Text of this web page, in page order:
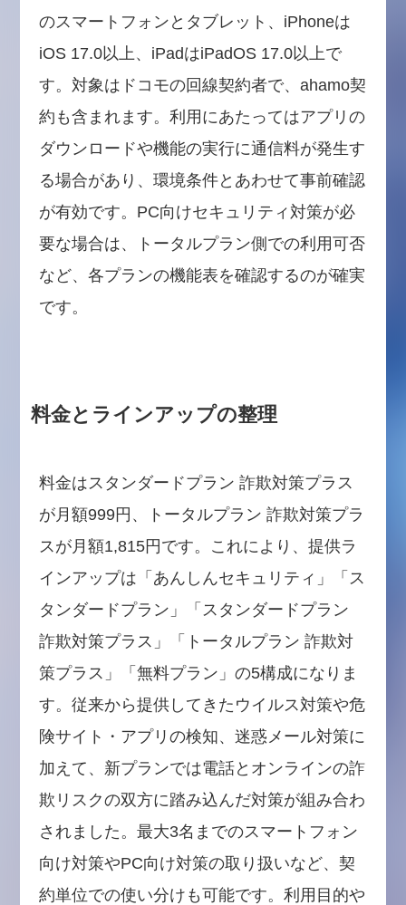
のスマートフォンとタブレット、iPhoneは
iOS 17.0以上、iPadはiPadOS 17.0以上で
す。対象はドコモの回線契約者で、ahamo契
約も含まれます。利用にあたってはアプリの
ダウンロードや機能の実行に通信料が発生す
る場合があり、環境条件とあわせて事前確認
が有効です。PC向けセキュリティ対策が必
要な場合は、トータルプラン側での利用可否
など、各プランの機能表を確認するのが確実
です。
料金とラインアップの整理
料金はスタンダードプラン 詐欺対策プラス
が月額999円、トータルプラン 詐欺対策プラ
スが月額1,815円です。これにより、提供ラ
インアップは「あんしんセキュリティ」「ス
タンダードプラン」「スタンダードプラン
詐欺対策プラス」「トータルプラン 詐欺対
策プラス」「無料プラン」の5構成になりま
す。従来から提供してきたウイルス対策や危
険サイト・アプリの検知、迷惑メール対策に
加えて、新プランでは電話とオンラインの詐
欺リスクの双方に踏み込んだ対策が組み合わ
されました。最大3名までのスマートフォン
向け対策やPC向け対策の取り扱いなど、契
約単位での使い分けも可能です。利用目的や